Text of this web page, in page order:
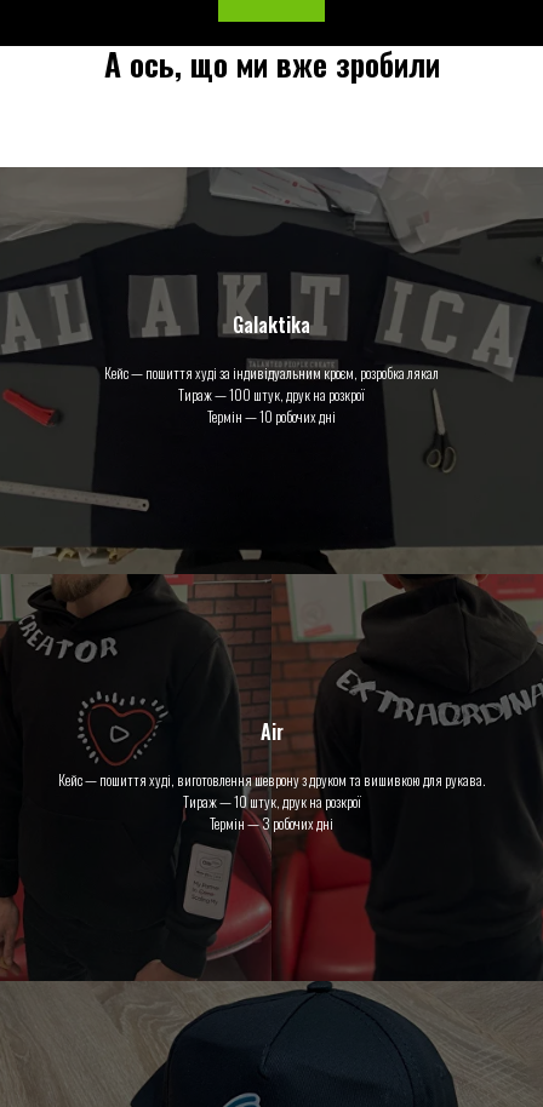
А ось, що ми вже зробили
Galaktika
Кейс — пошиття худі за індивідуальним кроєм, розробка лякал
Тираж — 100 штук, друк на розкрої
Термін — 10 робочих дні
Air
Кейс — пошиття худі, виготовлення шеврону з друком та вишивкою для рукава.
Тираж — 10 штук, друк на розкрої
Термін — 3 робочих дні